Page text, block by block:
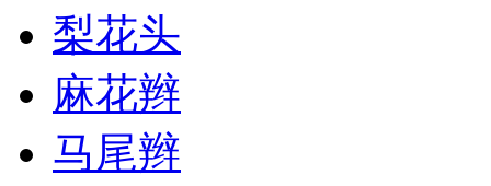
梨花头
麻花辫
马尾辫